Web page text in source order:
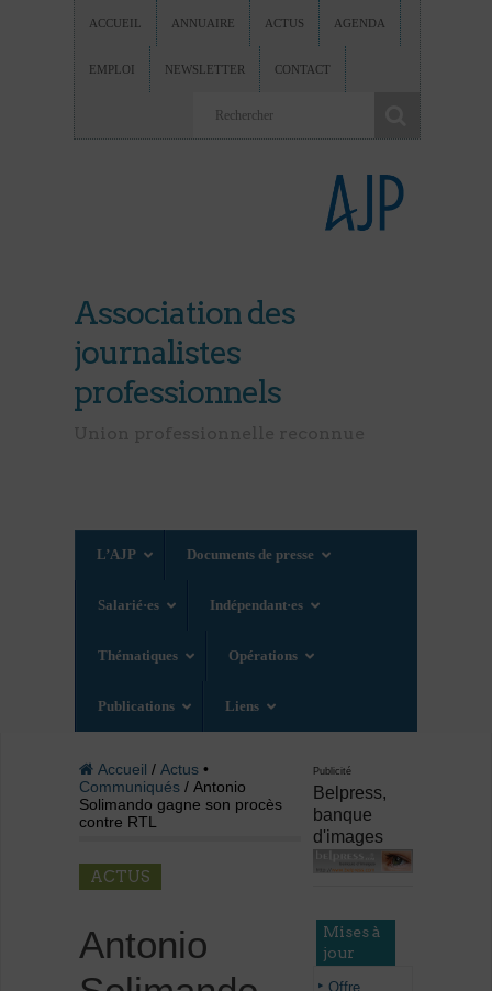
ACCUEIL ANNUAIRE ACTUS AGENDA
EMPLOI NEWSLETTER CONTACT
Association des
journalistes
professionnels
L’AJP Documents de presse
Salarié·es Indépendant·es
Thématiques Opérations
Publications Liens
Accueil / Actus•
Communiqués/ Antonio
Solimando gagne son procès
contre RTL
ACTUS
Antonio
Publicité
Belpress,
banque
d'images
Mises à
jour
Offre